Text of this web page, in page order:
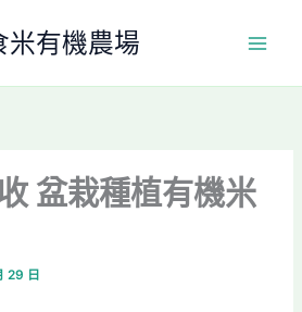
米有機農場
盆栽種植有機米
29 日